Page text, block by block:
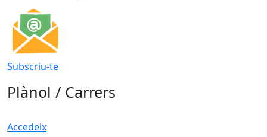
Subscriu-te
Plànol / Carrers
Accedeix